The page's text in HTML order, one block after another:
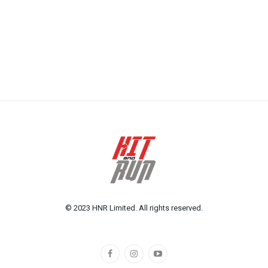
© 2023 HNR Limited. All rights reserved.